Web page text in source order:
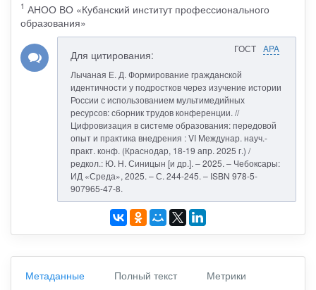
1 АНОО ВО «Кубанский институт профессионального
образования»
ГОСТ APA
Для цитирования:
Лычаная Е. Д. Формирование гражданской
идентичности у подростков через изучение истории
России с использованием мультимедийных
ресурсов: сборник трудов конференции. //
Цифровизация в системе образования: передовой
опыт и практика внедрения : VI Междунар. науч.-
практ. конф. (Краснодар, 18-19 апр. 2025 г.) /
редкол.: Ю. Н. Синицын [и др.]. – 2025. – Чебоксары:
ИД «Среда», 2025. – С. 244-245. – ISBN 978-5-
907965-47-8.
Метаданные Полный текст Метрики